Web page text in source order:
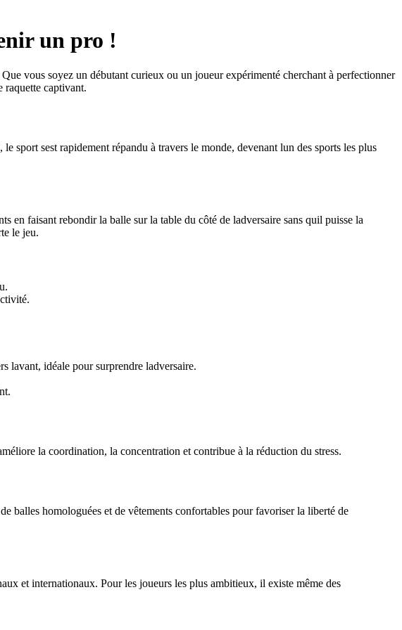
un pro !
vous soyez un débutant curieux ou un joueur expérimenté cherchant à perfectionner
raquette captivant.
sport sest rapidement répandu à travers le monde, devenant lun des sports les plus
en faisant rebondir la balle sur la table du côté de ladversaire sans quil puisse la
le jeu.
lavant, idéale pour surprendre ladversaire.
la coordination, la concentration et contribue à la réduction du stress.
balles homologuées et de vêtements confortables pour favoriser la liberté de
et internationaux. Pour les joueurs les plus ambitieux, il existe même des